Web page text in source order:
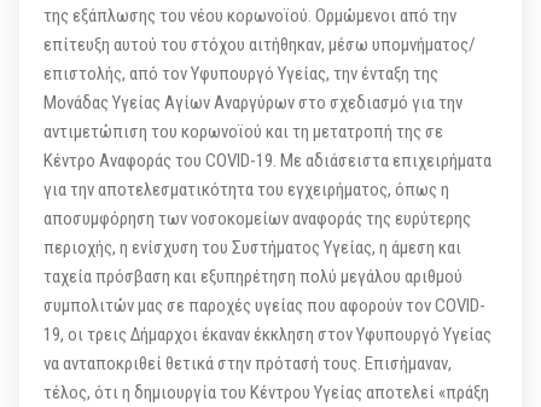
της εξάπλωσης του νέου κορωνοϊού. Ορμώμενοι από την
επίτευξη αυτού του στόχου αιτήθηκαν, μέσω υπομνήματος/
επιστολής, από τον Υφυπουργό Υγείας, την ένταξη της
Μονάδας Υγείας Αγίων Αναργύρων στο σχεδιασμό για την
αντιμετώπιση του κορωνοϊού και τη μετατροπή της σε
Κέντρο Αναφοράς του CΟVID-19. Με αδιάσειστα επιχειρήματα
για την αποτελεσματικότητα του εγχειρήματος, όπως η
αποσυμφόρηση των νοσοκομείων αναφοράς της ευρύτερης
περιοχής, η ενίσχυση του Συστήματος Υγείας, η άμεση και
ταχεία πρόσβαση και εξυπηρέτηση πολύ μεγάλου αριθμού
συμπολιτών μας σε παροχές υγείας που αφορούν τον COVID-
19, οι τρεις Δήμαρχοι έκαναν έκκληση στον Υφυπουργό Υγείας
να ανταποκριθεί θετικά στην πρότασή τους. Επισήμαναν,
τέλος, ότι η δημιουργία του Κέντρου Υγείας αποτελεί «πράξη